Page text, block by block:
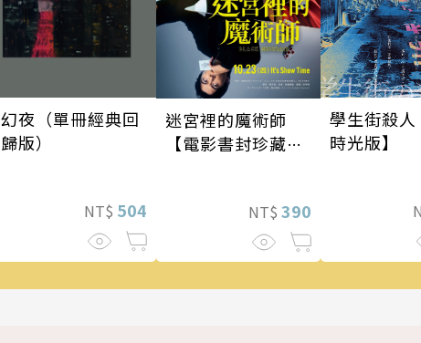
幻夜（單冊經典回
歸版）
NT$ 504
迷宮裡的魔術師
【電影書封珍藏
NT$ 390
學生街殺人
時光版】